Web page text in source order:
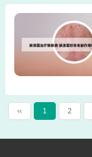
‹‹ 1 2